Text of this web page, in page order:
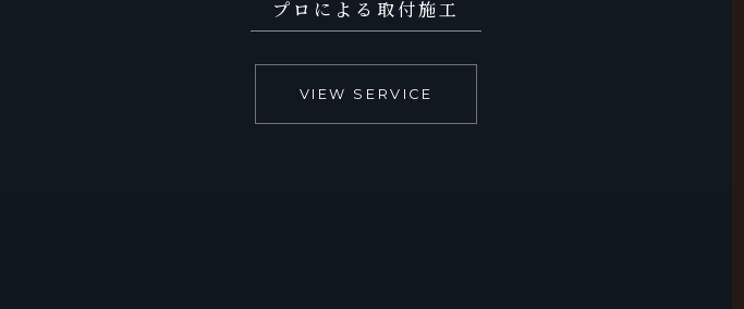
プロによる取付施工
VIEW SERVICE